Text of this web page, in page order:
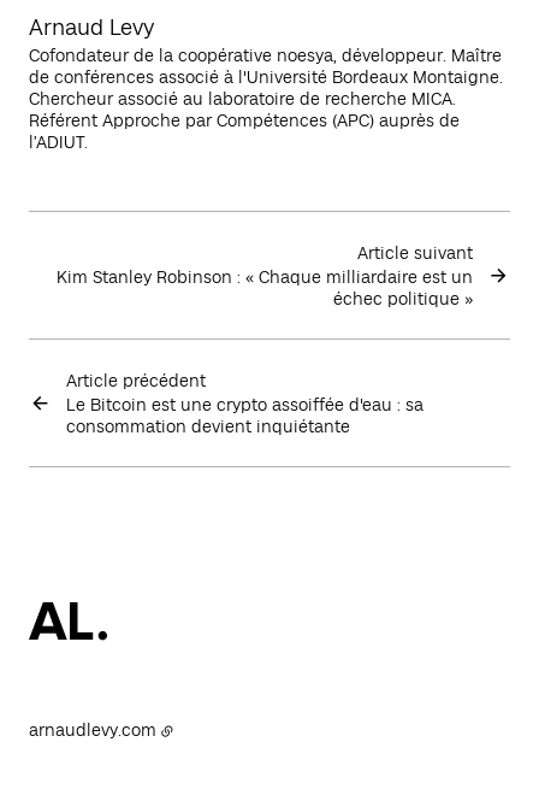
Arnaud Levy
Cofondateur de la coopérative noesya, développeur. Maître
de conférences associé à l'Université Bordeaux Montaigne.
Chercheur associé au laboratoire de recherche MICA.
Référent Approche par Compétences (APC) auprès de
l’ADIUT.
Article précédent
Le Bitcoin est une crypto assoiffée d'eau : sa
consommation devient inquiétante
Article suivant
Kim Stanley Robinson : « Chaque milliardaire est un
échec politique »
arnaudlevy.com